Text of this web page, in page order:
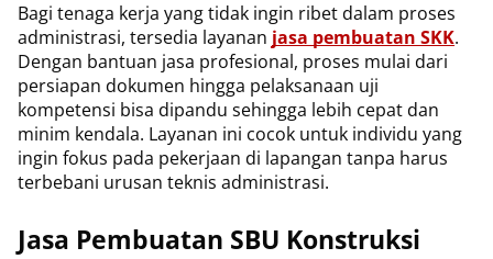
Bagi tenaga kerja yang tidak ingin ribet dalam proses
administrasi, tersedia layanan jasa pembuatan SKK.
Dengan bantuan jasa profesional, proses mulai dari
persiapan dokumen hingga pelaksanaan uji
kompetensi bisa dipandu sehingga lebih cepat dan
minim kendala. Layanan ini cocok untuk individu yang
ingin fokus pada pekerjaan di lapangan tanpa harus
terbebani urusan teknis administrasi.
Jasa Pembuatan SBU Konstruksi